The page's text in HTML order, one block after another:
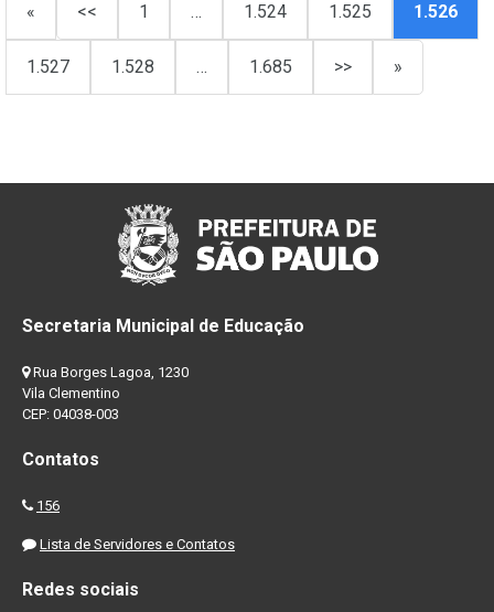
« << 1 … 1.524 1.525 1.526
1.527 1.528 … 1.685 >> »
Secretaria Municipal de Educação
Rua Borges Lagoa, 1230
Vila Clementino
CEP: 04038-003
Contatos
156
Lista de Servidores e Contatos
Redes sociais